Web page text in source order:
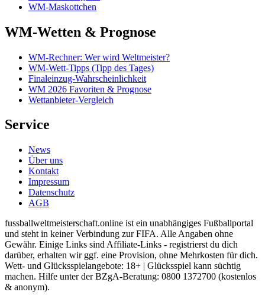
WM-Maskottchen
WM-Wetten & Prognose
WM-Rechner: Wer wird Weltmeister?
WM-Wett-Tipps (Tipp des Tages)
Finaleinzug-Wahrscheinlichkeit
WM 2026 Favoriten & Prognose
Wettanbieter-Vergleich
Service
News
Über uns
Kontakt
Impressum
Datenschutz
AGB
fussballweltmeisterschaft.online ist ein unabhängiges Fußballportal
und steht in keiner Verbindung zur FIFA. Alle Angaben ohne
Gewähr. Einige Links sind Affiliate-Links - registrierst du dich
darüber, erhalten wir ggf. eine Provision, ohne Mehrkosten für dich.
Wett- und Glücksspielangebote: 18+ | Glücksspiel kann süchtig
machen. Hilfe unter der BZgA-Beratung: 0800 1372700 (kostenlos
& anonym).